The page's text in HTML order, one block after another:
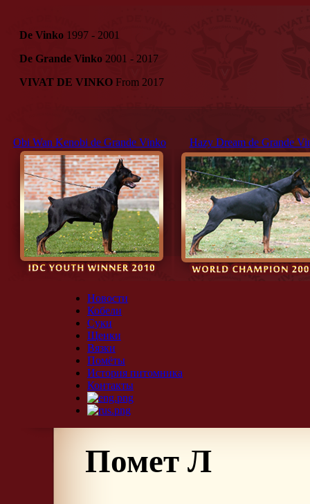
De Vinko 1997 - 2001
De Grande Vinko 2001 - 2017
VIVAT DE VINKO From 2017
Obi Wan Kenobi de Grande Vinko Hazy Dream de Grande
Новости
Кобели
Суки
Щенки
Вязки
Помёты
История питомника
Контакты
Помет Л